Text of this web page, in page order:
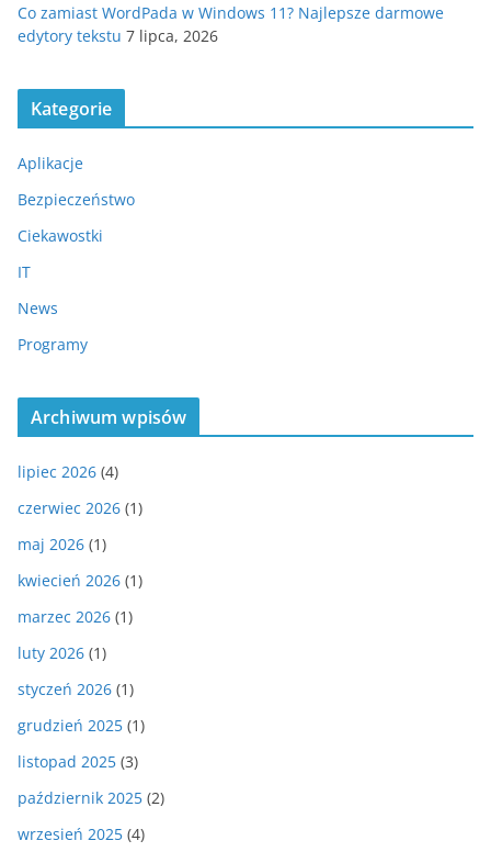
Co zamiast WordPada w Windows 11? Najlepsze darmowe
edytory tekstu 7 lipca, 2026
Kategorie
Aplikacje
Bezpieczeństwo
Ciekawostki
IT
News
Programy
Archiwum wpisów
lipiec 2026 (4)
czerwiec 2026 (1)
maj 2026 (1)
kwiecień 2026 (1)
marzec 2026 (1)
luty 2026 (1)
styczeń 2026 (1)
grudzień 2025 (1)
listopad 2025 (3)
październik 2025 (2)
wrzesień 2025 (4)